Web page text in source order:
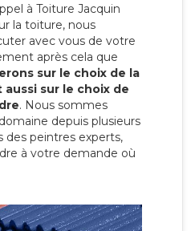
à Toiture Jacquin
la toiture, nous
avec vous de votre
après cela que
sur le choix de la
sur le choix de
. Nous sommes
depuis plusieurs
des peintres experts,
à votre demande où